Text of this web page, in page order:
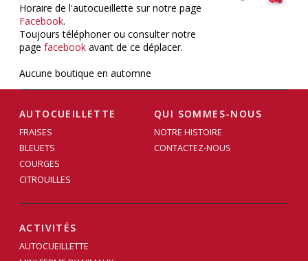
Horaire de l'autocueillette sur notre page
Facebook.
Toujours téléphoner ou consulter notre
page facebook avant de ce déplacer.
Aucune boutique en automne
AUTOCUEILLETTE
FRAISES
BLEUETS
COURGES
CITROUILLES
QUI SOMMES-NOUS
NOTRE HISTOIRE
CONTACTEZ-NOUS
ACTIVITÉS
AUTOCUEILLETTE